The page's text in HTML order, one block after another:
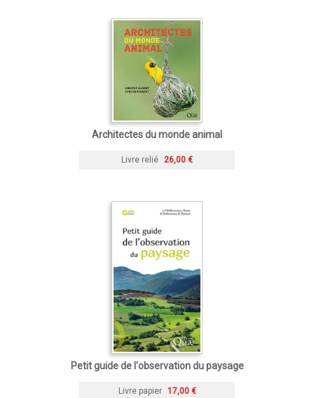
Architectes du monde animal
Livre relié 26,00 €
Petit guide de l'observation du paysage
Livre papier 17,00 €